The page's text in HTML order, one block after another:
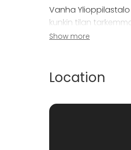
Vanha Ylioppilastalo
kunkin tilan
- Tiedekuntasali: 50hlö
- Musiikkisali: 100hlö
Show more
Location